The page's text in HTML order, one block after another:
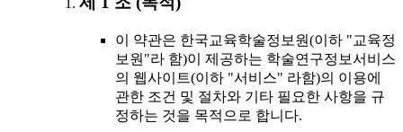
이 약관은 한국교육학술정보원(이하 "교육정
보원"라 함)이 제공하는 학술연구정보서비스
의 웹사이트(이하 "서비스" 라함)의 이용에
관한 조건 및 절차와 기타 필요한 사항을 규
정하는 것을 목적으로 합니다.